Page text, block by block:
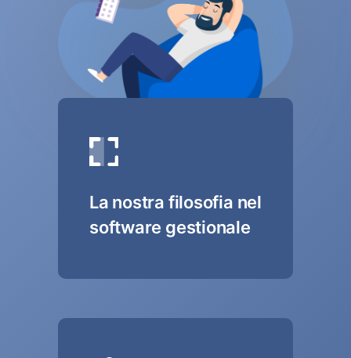
La nostra filosofia nel
software gestionale